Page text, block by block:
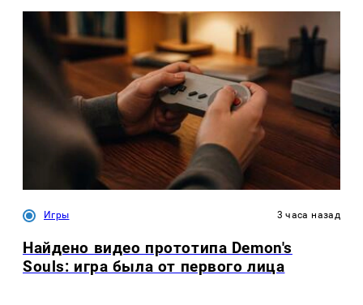
Игры 3 часа назад
Найдено видео прототипа Demon's
Souls: игра была от первого лица